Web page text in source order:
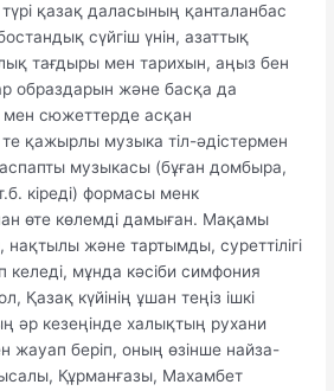
қазақ даласының қанталанбас
сүйгіш үнін, азаттық
тағдыры мен тарихын, аңыз бен
образдарын және басқа да
мен сюжеттерде асқан
те қажырлы музыка тіл-әдістермен
музыкасы (бұған домбыра,
кіреді) формасы менк
өте көлемді дамыған. Мақамы
нақтылы және тартымды, суреттілігі
мұнда кәсіби симфония
Қазақ күйінің ұшан теңіз ішкі
әр кезеңінде халықтың рухани
жауап беріп, оның өзінше найза-
Құрманғазы, Махамбет